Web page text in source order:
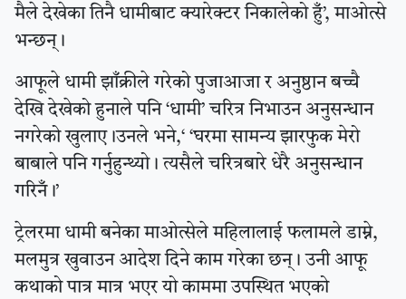
मैले देखेका तिनै धामीबाट क्यारेक्टर निकालेको हुँ’, माओत्से
भन्छन् ।
आफूले धामी झाँक्रीले गरेको पुजाआजा र अनुष्ठान बच्चै
देखि देखेको हुनाले पनि ‘धामी’ चरित्र निभाउन अनुसन्धान
नगरेको खुलाए ।उनले भने,‘ ‘घरमा सामन्य झारफुक मेरो
बाबाले पनि गर्नुहुन्थ्यो । त्यसैले चरित्रबारे धेरै अनुसन्धान
गरिनँ ।’
ट्रेलरमा धामी बनेका माओत्सेले महिलालाई फलामले डाम्ने,
मलमुत्र खुवाउन आदेश दिने काम गरेका छन् । उनी आफू
कथाको पात्र मात्र भएर यो काममा उपस्थित भएको